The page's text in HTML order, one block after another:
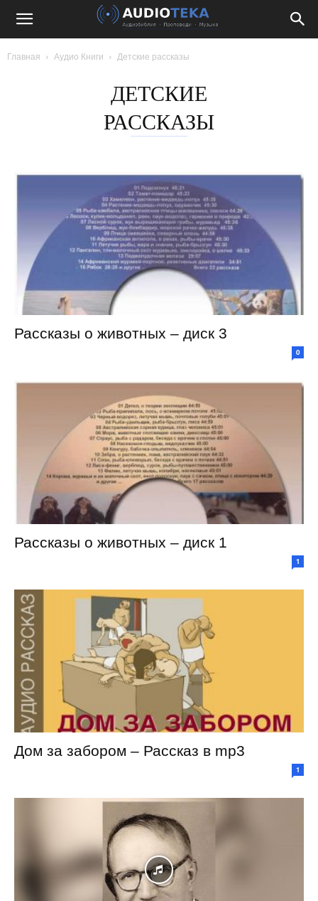
Главная Аудио Книги Детские рассказы
ДЕТСКИЕ
РАССКАЗЫ
Рассказы о животных – диск 3
0
Рассказы о животных – диск 1
1
Дом за забором – Рассказ в mp3
1